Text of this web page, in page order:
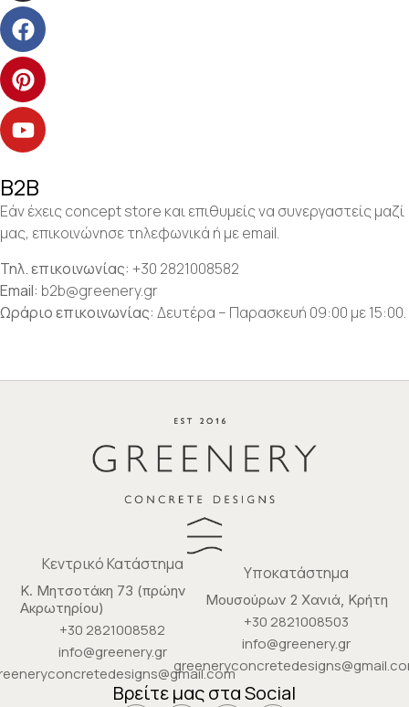
B2B
Εάν έχεις concept store και επιθυμείς να συνεργαστείς μαζί
μας, επικοινώνησε τηλεφωνικά ή με email.
Τηλ. επικοινωνίας: +30 2821008582
Email: b2b@greenery.gr
Ωράριο επικοινωνίας: Δευτέρα – Παρασκευή 09:00 με 15:00.
Κεντρικό Κατάστημα
Κ. Μητσοτάκη 73 (πρώην
Ακρωτηρίου)
+30 2821008582
info@greenery.gr
Υποκατάστημα
Μουσούρων 2 Χανιά, Κρήτη
+30 2821008503
info@greenery.gr
Βρείτε μας στα Social